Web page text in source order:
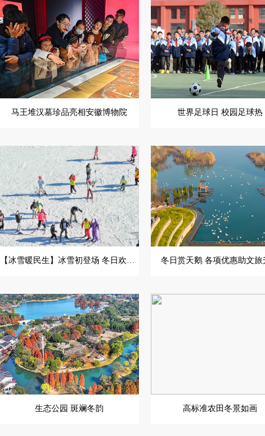
马王堆汉墓珍品亮相安徽博物院 世界足球日 校园足球热
【冰雪暖民生】冰雪初登场 冬日欢乐已上线 冬日赏天鹅 各项优惠助文旅
生态公园 斑斓冬韵 高标准农田冬景如画